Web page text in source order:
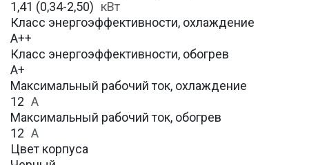
1,41 (0,34-2,50) кВт
Класс энергоэффективности, охлаждение
A++
Класс энергоэффективности, обогрев
А+
Максимальный рабочий ток, охлаждение
12 A
Максимальный рабочий ток, обогрев
12 А
Цвет корпуса